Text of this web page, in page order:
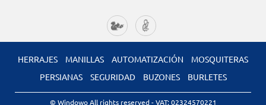
HERRAJES MANILLAS AUTOMATIZACIÓN
MOSQUITERAS
PERSIANAS
SEGURIDAD BUZONES BURLETES
© Windowo All rights reserved - VAT: 02324570221